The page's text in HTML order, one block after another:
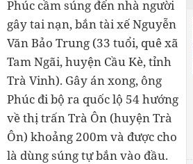
Phúc cầm súng đến nhà người
gây tai nạn, bắn tài xế Nguyễn
Văn Bảo Trung (33 tuổi, quê xã
Tam Ngãi, huyện Cầu Kè, tỉnh
Trà Vinh). Gây án xong, ông
Phúc đi bộ ra quốc lộ 54 hướng
về thị trấn Trà Ôn (huyện Trà
Ôn) khoảng 200m và được cho
là dùng súng tự bắn vào đầu.